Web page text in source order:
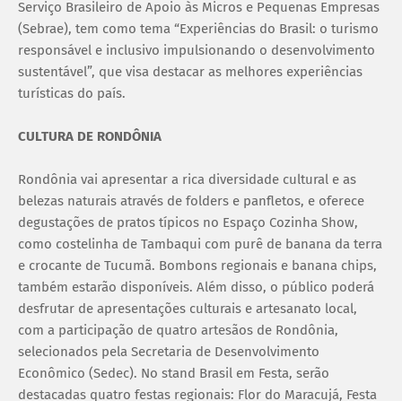
Serviço Brasileiro de Apoio às Micros e Pequenas Empresas
(Sebrae), tem como tema “Experiências do Brasil: o turismo
responsável e inclusivo impulsionando o desenvolvimento
sustentável”, que visa destacar as melhores experiências
turísticas do país.
CULTURA DE RONDÔNIA
Rondônia vai apresentar a rica diversidade cultural e as
belezas naturais através de folders e panfletos, e oferece
degustações de pratos típicos no Espaço Cozinha Show,
como costelinha de Tambaqui com purê de banana da terra
e crocante de Tucumã. Bombons regionais e banana chips,
também estarão disponíveis. Além disso, o público poderá
desfrutar de apresentações culturais e artesanato local,
com a participação de quatro artesãos de Rondônia,
selecionados pela Secretaria de Desenvolvimento
Econômico (Sedec). No stand Brasil em Festa, serão
destacadas quatro festas regionais: Flor do Maracujá, Festa